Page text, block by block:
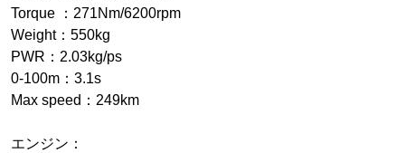
Torque ：271Nm/6200rpm
Weight：550kg
PWR：2.03kg/ps
0-100m：3.1s
Max speed：249km
エンジン：